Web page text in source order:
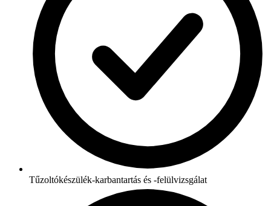
Tűzoltókészülék-karbantartás és -felülvizsgálat